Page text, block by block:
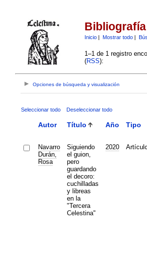
Inicio| Mostrar todo|
1–1 de 1 registro
(RSS):
Opciones de búsqueda y visualización
Seleccionar todo Deseleccionar todo
Autor Título Año Tipo
Navarro
Durán,
Rosa
Siguiendo
el guion,
pero
guardando
el decoro:
cuchilladas
y libreas
en la
"Tercera
Celestina"
2020